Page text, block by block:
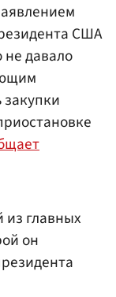
США
давало
главных
он